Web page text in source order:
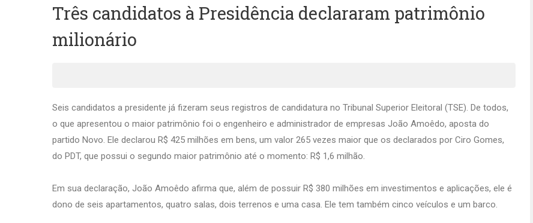
Três candidatos à Presidência declararam patrimônio
milionário
Seis candidatos a presidente já fizeram seus registros de candidatura no Tribunal Superior Eleitoral (TSE). De todos,
o que apresentou o maior patrimônio foi o engenheiro e administrador de empresas João Amoêdo, aposta do
partido Novo. Ele declarou R$ 425 milhões em bens, um valor 265 vezes maior que os declarados por Ciro Gomes,
do PDT, que possui o segundo maior patrimônio até o momento: R$ 1,6 milhão.
Em sua declaração, João Amoêdo afirma que, além de possuir R$ 380 milhões em investimentos e aplicações, ele é
dono de seis apartamentos, quatro salas, dois terrenos e uma casa. Ele tem também cinco veículos e um barco.